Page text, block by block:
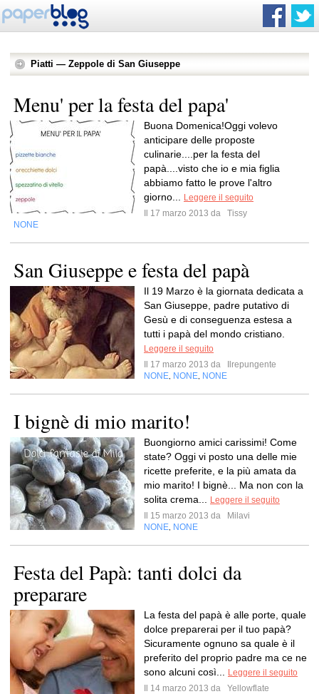
Piatti — Zeppole di San Giuseppe
Menu' per la festa del papa'
Buona Domenica!Oggi volevo
anticipare delle proposte
culinarie....per la festa del
papà....visto che io e mia figlia
abbiamo fatto le prove l'altro
giorno...
Leggere il seguito
Il 17 marzo 2013 da
Tissy
NONE
San Giuseppe e festa del papà
Il 19 Marzo è la giornata dedicata a
San Giuseppe, padre putativo di
Gesù e di conseguenza estesa a
tutti i papà del mondo cristiano.
Leggere il seguito
Il 17 marzo 2013 da
Ilrepungente
NONE NONE NONE
I bignè di mio marito!
Buongiorno amici carissimi! Come
state? Oggi vi posto una delle mie
ricette preferite, e la più amata da
mio marito! I bignè... Ma non con la
solita crema...
Leggere il seguito
Il 15 marzo 2013 da
Milavi
NONE NONE
Festa del Papà: tanti dolci da
preparare
La festa del papà è alle porte, quale
dolce preparerai per il tuo papà?
Sicuramente ognuno sa quale è il
preferito del proprio padre ma ce ne
sono alcuni così...
Leggere il seguito
Il 14 marzo 2013 da
Yellowflate